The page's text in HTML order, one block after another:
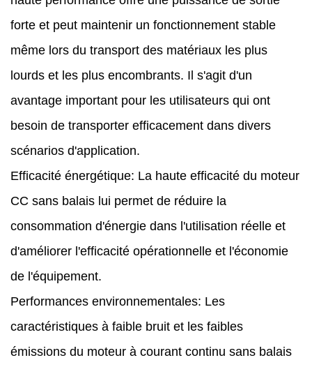
forte et peut maintenir un fonctionnement stable
même lors du transport des matériaux les plus
lourds et les plus encombrants. Il s'agit d'un
avantage important pour les utilisateurs qui ont
besoin de transporter efficacement dans divers
scénarios d'application.
Efficacité énergétique: La haute efficacité du moteur
CC sans balais lui permet de réduire la
consommation d'énergie dans l'utilisation réelle et
d'améliorer l'efficacité opérationnelle et l'économie
de l'équipement.
Performances environnementales: Les
caractéristiques à faible bruit et les faibles
émissions du moteur à courant continu sans balais